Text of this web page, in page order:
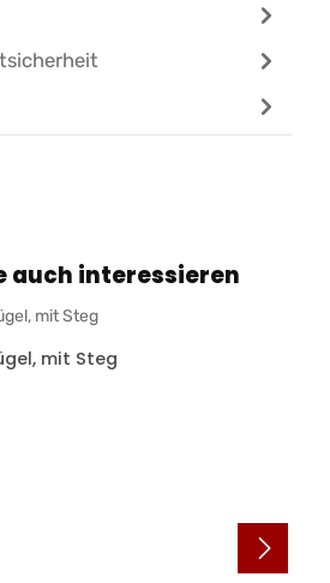
auch interessieren
mit Steg